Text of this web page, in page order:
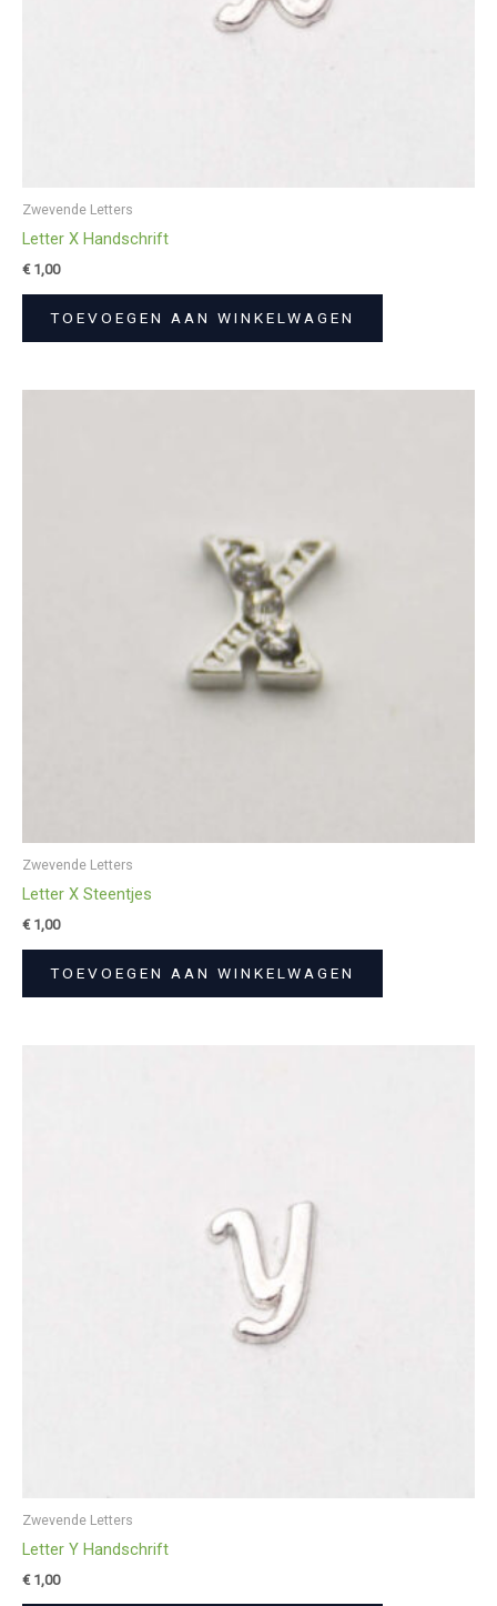
Zwevende Letters
Letter X Handschrift
€1,00
TOEVOEGEN AAN WINKELWAGEN
Zwevende Letters
Letter X Steentjes
€1,00
TOEVOEGEN AAN WINKELWAGEN
Zwevende Letters
Letter Y Handschrift
€1,00